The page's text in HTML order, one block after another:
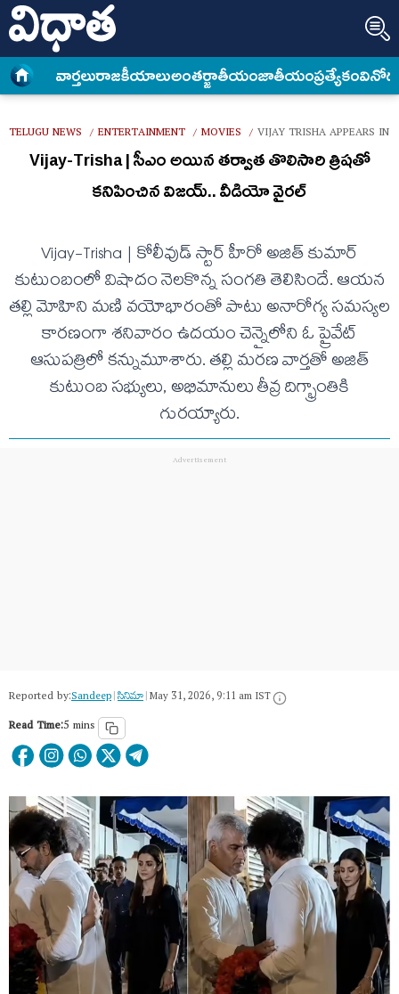
వార్త‌లురాజకీయాలుఅంత‌ర్జాతీయంజాతీయంప్రత్యేకం
TELUGU NEWS / ENTERTAINMENT / MOVIES / VIJAY TRISHA APPEARS IN
Vijay-Trisha | సీఎం అయిన త‌ర్వాత తొలిసారి త్రిష‌తో
క‌నిపించిన విజ‌య్.. వీడియో వైర‌ల్
Vijay-Trisha | కోలీవుడ్ స్టార్ హీరో అజిత్ కుమార్
కుటుంబంలో విషాదం నెలకొన్న సంగతి తెలిసిందే. ఆయన
తల్లి మోహిని మణి వయోభారంతో పాటు అనారోగ్య సమస్యల
కారణంగా శనివారం ఉదయం చెన్నైలోని ఓ ప్రైవేట్
ఆసుపత్రిలో కన్నుమూశారు. తల్లి మరణ వార్తతో అజిత్
కుటుంబ సభ్యులు, అభిమానులు తీవ్ర దిగ్భ్రాంతికి
గురయ్యారు.
Reported by:Sandeep|సినిమా|May 31, 2026, 9:11 am IST
Read Time:5 mins